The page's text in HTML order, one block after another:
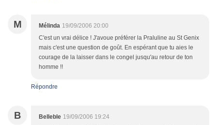
M Mélinda 19/09/2006 20:00
C'est un vrai délice ! J'avoue préférer la Praluline au St Genix
mais c'est une question de goût. En espérant que tu aies le
courage de la laisser dans le congel jusqu'au retour de ton
homme !!
Répondre
B Belleble 19/09/2006 19:24